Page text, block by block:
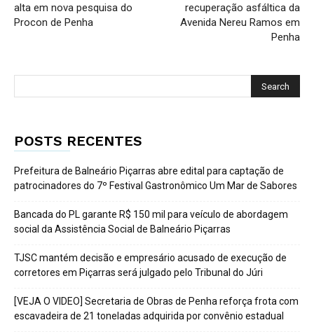
alta em nova pesquisa do
Procon de Penha
recuperação asfáltica da
Avenida Nereu Ramos em
Penha
POSTS RECENTES
Prefeitura de Balneário Piçarras abre edital para captação de
patrocinadores do 7º Festival Gastronômico Um Mar de Sabores
Bancada do PL garante R$ 150 mil para veículo de abordagem
social da Assistência Social de Balneário Piçarras
TJSC mantém decisão e empresário acusado de execução de
corretores em Piçarras será julgado pelo Tribunal do Júri
[VEJA O VIDEO] Secretaria de Obras de Penha reforça frota com
escavadeira de 21 toneladas adquirida por convênio estadual